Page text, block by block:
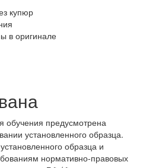
купюр
в оригинале
обучения предусмотрена
установленного образца.
образца и
нормативно-правовых